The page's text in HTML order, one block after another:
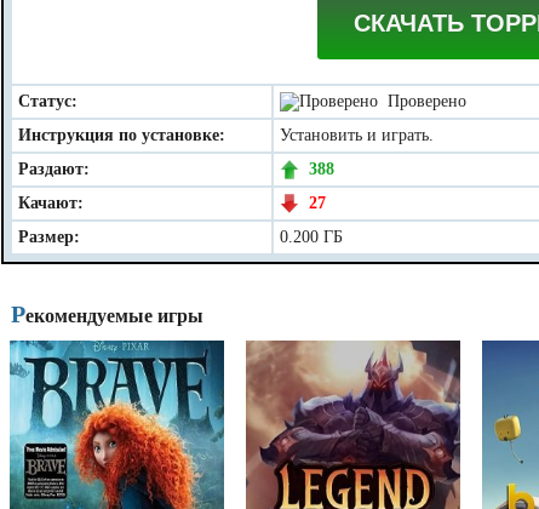
СКАЧАТЬ
Статус:
Проверено
Инструкция по установке:
Установить и играть.
Раздают:
388
Качают:
27
Размер:
0.200 ГБ
Рекомендуемые игры